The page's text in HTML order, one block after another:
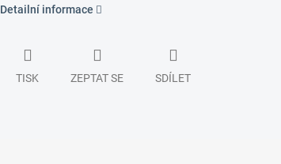
Detailní informace
TISK ZEPTAT SE SDÍLET